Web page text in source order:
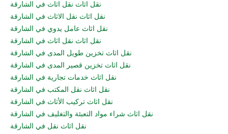
نقل اثاث نقل اثاث في الشارقة
نقل اثاث نقل الاثاث في الشارقة
نقل اثاث عامل يدوي في الشارقة
نقل اثاث نقل اثاث في الشارقة
نقل اثاث تخزين طويل المدى في الشارقة
نقل اثاث تخزين قصير المدى في الشارقة
نقل اثاث خدمات تجارية في الشارقة
نقل اثاث نقل المكتب في الشارقة
نقل اثاث تركيب الأثاث في الشارقة
نقل اثاث شراء مواد التعبئة والتغليف في الشارقة
نقل اثاث نقل في الشارقة